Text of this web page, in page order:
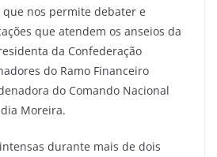
nos permite debater e
que atendem os anseios da
da Confederação
do Ramo Financeiro
do Comando Nacional
Moreira.
durante mais de dois